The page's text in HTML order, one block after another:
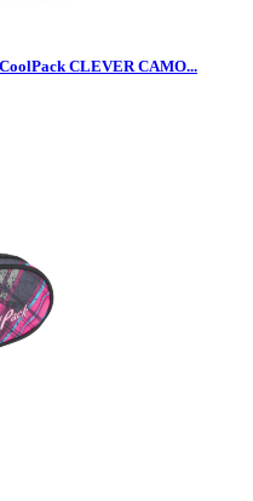
CLEVER CAMO...